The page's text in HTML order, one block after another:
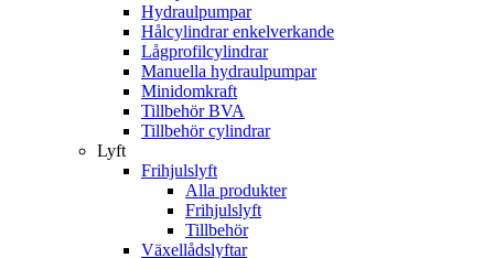
Hydraulpumpar
Hålcylindrar enkelverkande
Lågprofilcylindrar
Manuella hydraulpumpar
Minidomkraft
Tillbehör BVA
Tillbehör cylindrar
Lyft
Frihjulslyft
Alla produkter
Frihjulslyft
Tillbehör
Växellådslyftar